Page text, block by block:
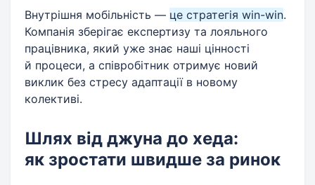
Внутрішня мобільність — це стратегія win-win.
Компанія зберігає експертизу та лояльного
працівника, який уже знає наші цінності
й процеси, а співробітник отримує новий
виклик без стресу адаптації в новому
колективі.
Шлях від джуна до хеда:
як зростати швидше за ринок